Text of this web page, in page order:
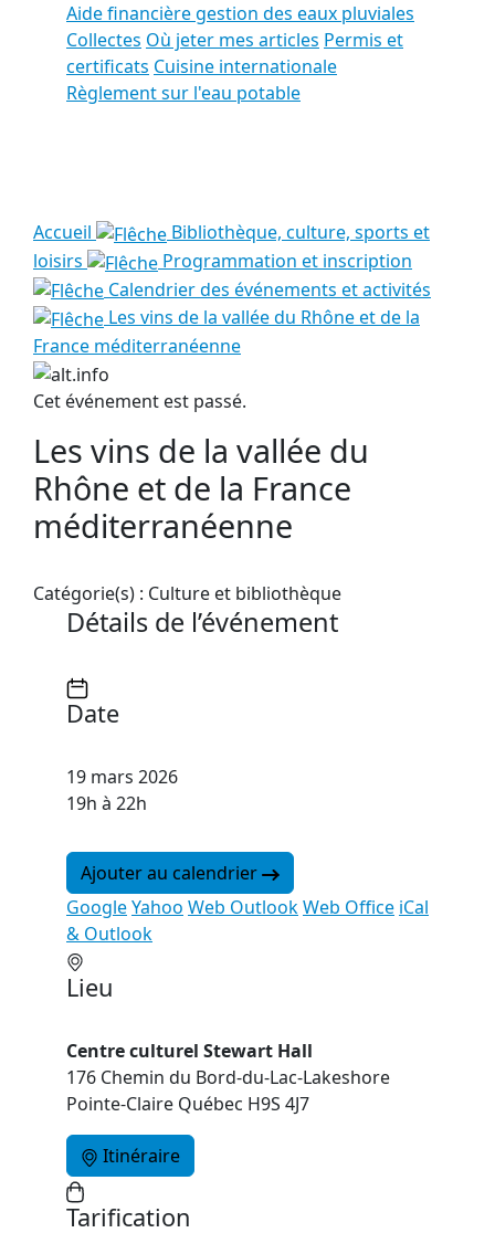
Aide financière gestion des eaux pluviales
Collectes Où jeter mes articles Permis et
certificats Cuisine internationale
Règlement sur l'eau potable
Accueil
Bibliothèque, culture, sports et
loisirs
Programmation et inscription
Calendrier des événements et activités
Les vins de la vallée du Rhône et de la
France méditerranéenne
Cet événement est passé.
Les vins de la vallée du
Rhône et de la France
méditerranéenne
Catégorie(s) : Culture et bibliothèque
Détails de l’événement
Date
19 mars 2026
19h à 22h
Ajouter au calendrier
GoogleYahoo Web OutlookWeb Office iCal
& Outlook
Lieu
Centre culturel Stewart Hall
176 Chemin du Bord-du-Lac-Lakeshore
Pointe-Claire Québec H9S 4J7
Itinéraire
Tarification